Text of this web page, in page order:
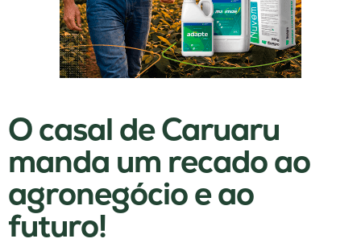
O casal de Caruaru
manda um recado ao
agronegócio e ao
futuro!